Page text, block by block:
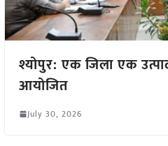
श्योपुर: एक जिला एक
आयोजित
July 30, 2026